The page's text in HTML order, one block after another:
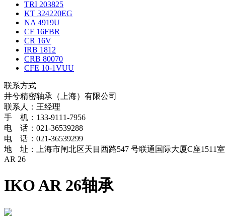
TRI 203825
KT 324220EG
NA 4919U
CF 16FBR
CR 16V
IRB 1812
CRB 80070
CFE 10-1VUU
联系方式
井兮精密轴承（上海）有限公司
联系人：王经理
手 机：133-9111-7956
电 话：021-36539288
电 话：021-36539299
地 址：上海市闸北区天目西路547 号联通国际大厦C座1511室
AR 26
IKO AR 26轴承